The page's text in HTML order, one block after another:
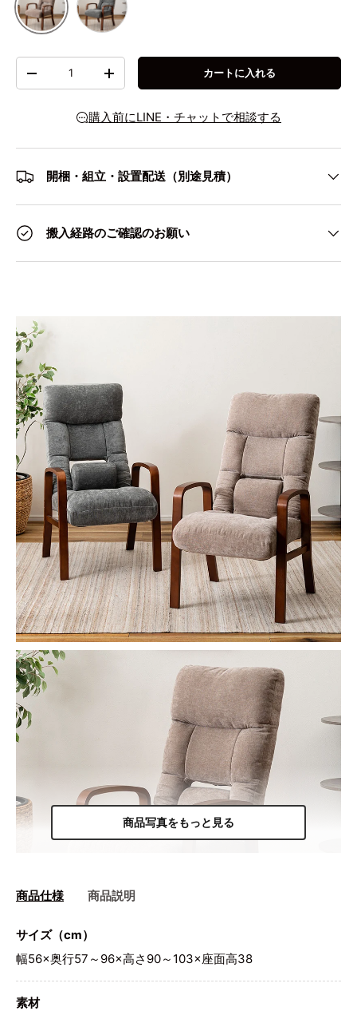
数量を減らす
数量を増やす カートに入れる
購入前にLINE・チャットで相談する
開梱・組立・設置配送（別途見積）
搬入経路のご確認のお願い
商品写真をもっと見る
商品仕様 商品説明
サイズ（cm）
幅56×奥行57～96×高さ90～103×座面高38
素材